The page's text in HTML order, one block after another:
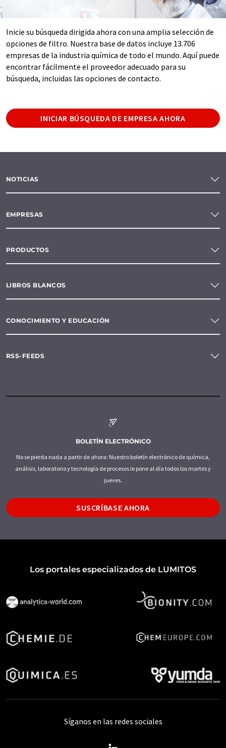
Inicie su búsqueda dirigida ahora con una amplia selección de
opciones de filtro. Nuestra base de datos incluye 13.706
empresas de la industria química de todo el mundo. Aquí puede
encontrar fácilmente el proveedor adecuado para su
búsqueda, incluidas las opciones de contacto.
INICIAR BÚSQUEDA DE EMPRESA AHORA
NOTICIAS
EMPRESAS
PRODUCTOS
LIBROS BLANCOS
CONOCIMIENTO Y EDUCACIÓN
RSS-FEEDS
BOLETÍN ELECTRÓNICO
No se pierda nada a partir de ahora: Nuestro boletín electrónico de química,
análisis, laboratorio y tecnología de procesos le pone al día todos los martes y
jueves.
SUSCRÍBASE AHORA
Los portales especializados de LUMITOS
Síganos en las redes sociales